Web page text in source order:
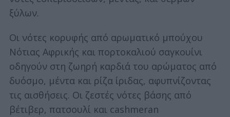
ξύλων.
Οι νότες κορυφής από αρωματικό μπούχου
Νότιας Αφρικής και πορτοκαλιού σαγκουίνι
οδηγούν στη ζωηρή καρδιά του αρώματος από
δυόσμο, μέντα και ρίζα ίριδας, αφυπνίζοντας
τις αισθήσεις. Οι ζεστές νότες βάσης από
βέτιβερ, πατσουλί και cashmeran